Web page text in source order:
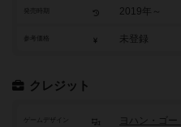
2019年～
参考価格 未登録
クレジット
ゲームデザイン ヨハン・ゴ